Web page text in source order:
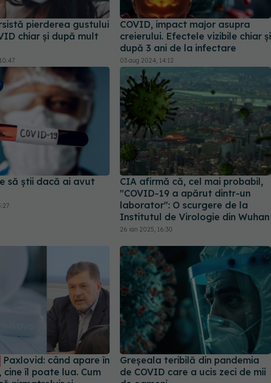
pierderea gustului
chiar și după mult
COVID, impact major asupra
creierului. Efectele vizibile chiar și
după 3 ani de la infectare
03 aug 2024, 14:12
să știi dacă ai avut
CIA afirmă că, cel mai probabil,
"COVID-19 a apărut dintr-un
laborator": O scurgere de la
Institutul de Virologie din Wuhan
26 ian 2025, 16:30
Paxlovid: când apare în
cine îl poate lua. Cum
Greșeala teribilă din pandemia
de COVID care a ucis zeci de mii